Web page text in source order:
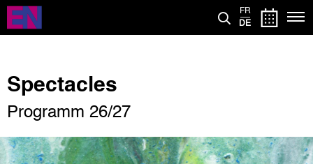
Direkt
zum
Inhalt
FR
DE
Spectacles
Programm 26/27